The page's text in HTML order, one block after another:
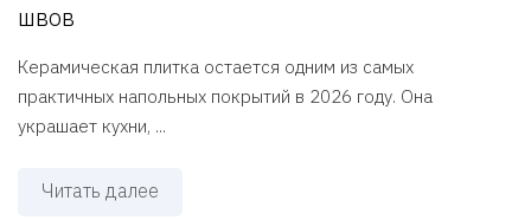
швов
Керамическая плитка остается одним из самых
практичных напольных покрытий в 2026 году. Она
украшает кухни, ...
Читать далее